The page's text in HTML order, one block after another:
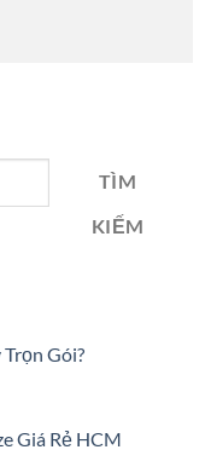
TÌM
KIẾM
Gói?
Giá Rẻ HCM